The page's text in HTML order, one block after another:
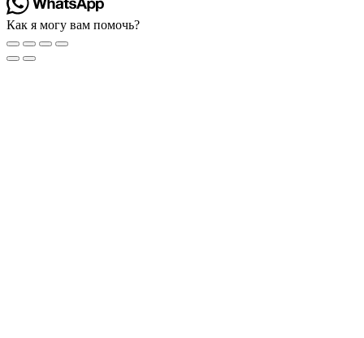
Как я могу вам помочь?